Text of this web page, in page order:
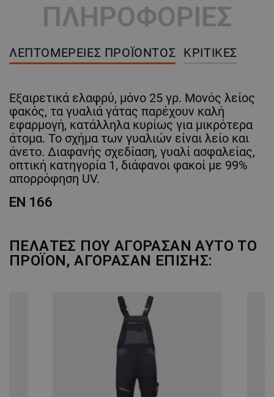
ΠΛΗΡΟΦΟΡΙΕΣ
ΛΕΠΤΟΜΈΡΕΙΕΣ ΠΡΟΪΌΝΤΟΣ ΚΡΙΤΙΚΈΣ
Εξαιρετικά ελαφρύ, μόνο 25 γρ. Μονός λείος
φακός, τα γυαλιά γάτας παρέχουν καλή
εφαρμογή, κατάλληλα κυρίως για μικρότερα
άτομα. Το σχήμα των γυαλιών είναι λείο και
άνετο. Διαφανής σχεδίαση, γυαλί ασφαλείας,
οπτική κατηγορία 1, διάφανοι φακοί με 99%
απορρόφηση UV.
EN 166
ΠΕΛΆΤΕΣ ΠΟΥ ΑΓΌΡΑΣΑΝ ΑΥΤΌ ΤΟ
ΠΡΟΪΌΝ, ΑΓΌΡΑΣΑΝ ΕΠΊΣΗΣ: